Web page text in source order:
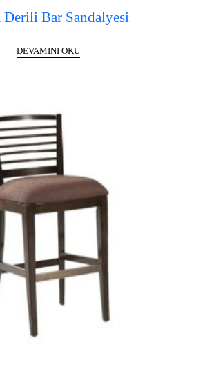
Derili Bar Sandalyesi
DEVAMINI OKU